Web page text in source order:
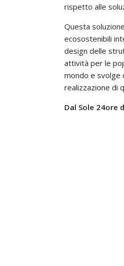
rispetto alle
Questa
ecosostenibili
design delle
attività per le
mondo e svolge
realizzazione di
Dal Sole 24ore